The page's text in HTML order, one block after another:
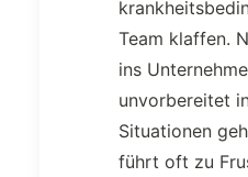
Team klaffen.
ins
unvorbereitet
Situationen
führt oft zu